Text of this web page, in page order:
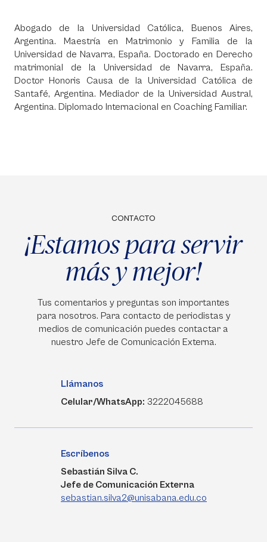
Abogado de la Universidad Católica, Buenos Aires,
Argentina. Maestría en Matrimonio y Familia de la
Universidad de Navarra, España. Doctorado en Derecho
matrimonial de la Universidad de Navarra, España.
Doctor Honoris Causa de la Universidad Católica de
Santafé, Argentina. Mediador de la Universidad Austral,
Argentina. Diplomado Internacional en Coaching Familiar.
CONTACTO
¡Estamos para servir
más y mejor!
Tus comentarios y preguntas son importantes
para nosotros. Para contacto de periodistas y
medios de comunicación puedes contactar a
nuestro Jefe de Comunicación Externa.
Llámanos
Celular/WhatsApp: 3222045688
Escríbenos
Sebastián Silva C.
Jefe de Comunicación Externa
sebastian.silva2@unisabana.edu.co